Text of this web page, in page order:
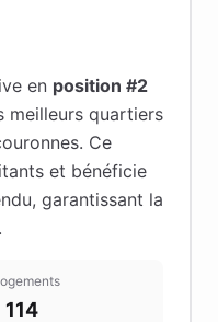
en position #2
meilleurs quartiers
. Ce
et bénéficie
, garantissant la
114